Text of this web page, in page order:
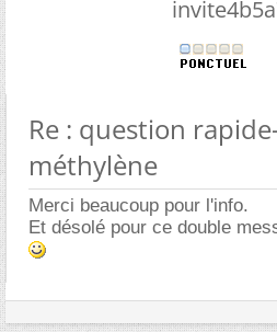
Re : question
méthylène
Merci beaucoup pour l'info.
Et désolé pour ce double